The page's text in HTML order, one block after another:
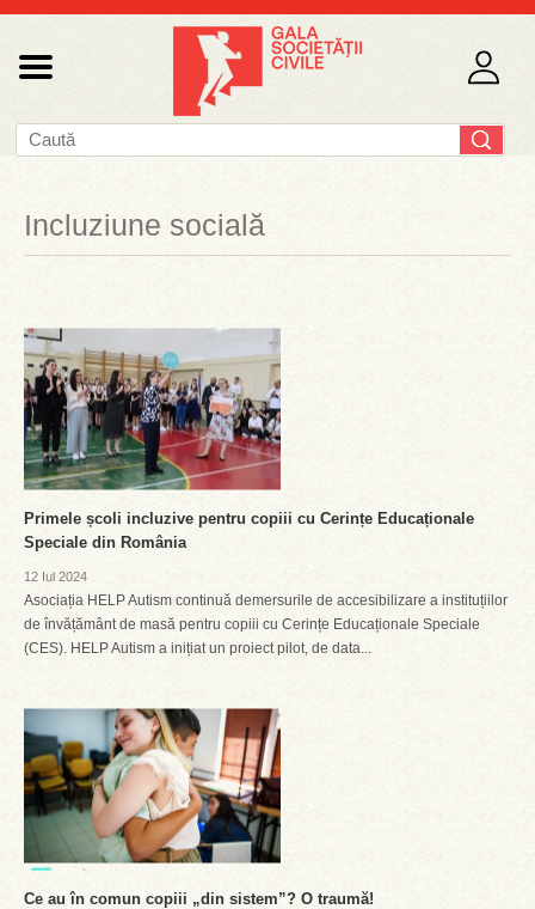
Incluziune socială
Primele școli incluzive pentru copiii cu Cerințe Educaționale
Speciale din România
12 Iul 2024
Asociația HELP Autism continuă demersurile de accesibilizare a instituțiilor
de învățământ de masă pentru copiii cu Cerințe Educaționale Speciale
(CES). HELP Autism a inițiat un proiect pilot, de data...
Ce au în comun copiii „din sistem”? O traumă!